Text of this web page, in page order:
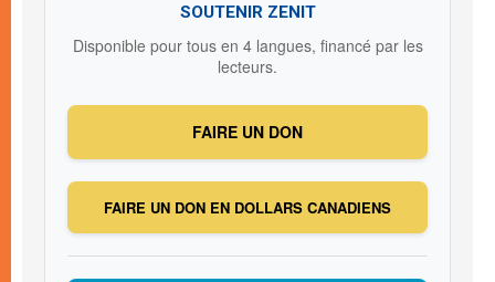
SOUTENIR ZENIT
Disponible pour tous en 4 langues, financé par les
lecteurs.
FAIRE UN DON
FAIRE UN DON EN DOLLARS CANADIENS